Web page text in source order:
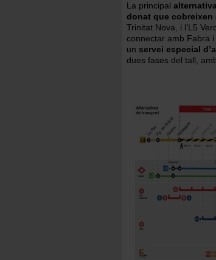
La principal alternativa
donat que cobreixen
Trinitat Nova, i l’L5
connectar amb Fabra
un servei especial
dues fases del tall,
Imatge